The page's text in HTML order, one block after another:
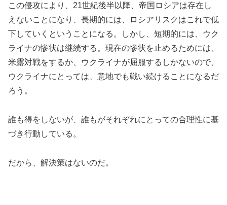
この侵攻により、21世紀後半以降、帝国ロシアは存在し
えないことになり、長期的には、ロシアリスクはこれで低
下していくということになる。しかし、短期的には、ウク
ライナの惨状は継続する。現在の惨状を止めるためには、
米露対戦をするか、ウクライナが屈服するしかないので、
ウクライナにとっては、意地でも戦い続けることになるだ
ろう。
誰も得をしないが、誰もがそれぞれにとっての合理性に基
づき行動している。
だから、解決策はないのだ。